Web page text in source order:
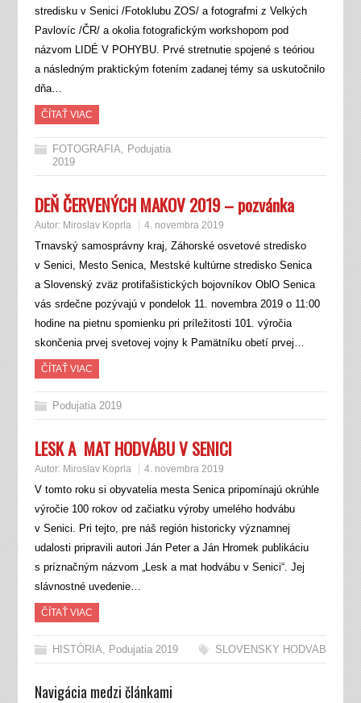
stredisku v Senici /Fotoklubu ZOS/ a fotografmi z Velkých
Pavlovíc /ČR/ a okolia fotografickým workshopom pod
názvom LIDÉ V POHYBU. Prvé stretnutie spojené s teóriou
a následným praktickým fotením zadanej témy sa uskutočnilo
dňa…
ČÍTAŤ VIAC
FOTOGRAFIA, Podujatia
2019
DEŇ ČERVENÝCH MAKOV 2019 – pozvánka
Autor: Miroslav Koprla 4. novembra 2019
Trnavský samosprávny kraj, Záhorské osvetové stredisko
v Senici, Mesto Senica, Mestské kultúrne stredisko Senica
a Slovenský zväz protifašistických bojovníkov OblO Senica
vás srdečne pozývajú v pondelok 11. novembra 2019 o 11:00
hodine na pietnu spomienku pri príležitosti 101. výročia
skončenia prvej svetovej vojny k Pamätníku obetí prvej…
ČÍTAŤ VIAC
Podujatia 2019
LESK A MAT HODVÁBU V SENICI
Autor: Miroslav Koprla 4. novembra 2019
V tomto roku si obyvatelia mesta Senica pripomínajú okrúhle
výročie 100 rokov od začiatku výroby umelého hodvábu
v Senici. Pri tejto, pre náš región historicky významnej
udalosti pripravili autori Ján Peter a Ján Hromek publikáciu
s príznačným názvom „Lesk a mat hodvábu v Senici“. Jej
slávnostné uvedenie…
ČÍTAŤ VIAC
HISTÓRIA, Podujatia 2019 SLOVENSKY HODVAB
Navigácia medzi článkami